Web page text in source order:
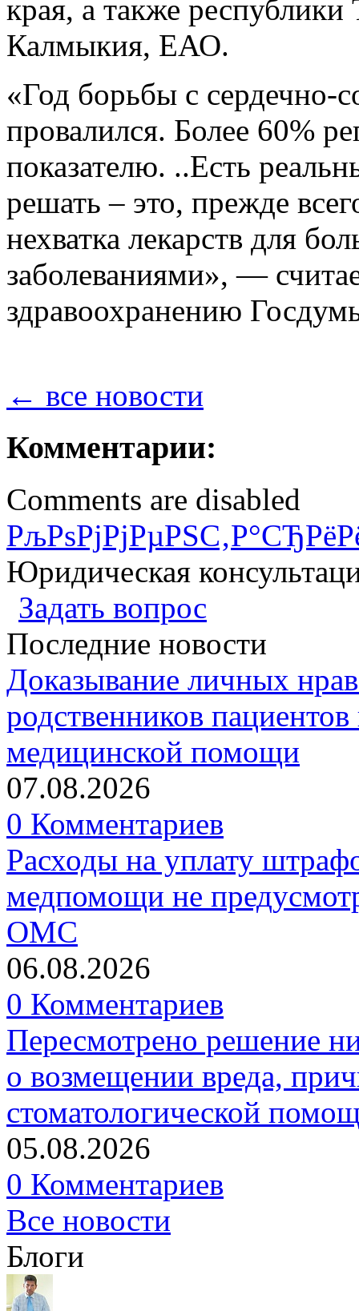
края, а также
Калмыкия, ЕАО.
«Год борьбы с сердечно-
провалился. Более 60%
показателю. ..Есть
решать – это, прежде
нехватка лекарств для
заболеваниями», —
здравоохранению
← все новости
Комментарии:
Comments are disabled
Юридическая
Задать вопрос
Последние новости
Доказывание личных
родственников
медицинской помощи
07.08.2026
0 Комментариев
Расходы на уплату
медпомощи не
ОМС
06.08.2026
0 Комментариев
Пересмотрено решение
о возмещении вреда,
стоматологической
05.08.2026
0 Комментариев
Все новости
Блоги